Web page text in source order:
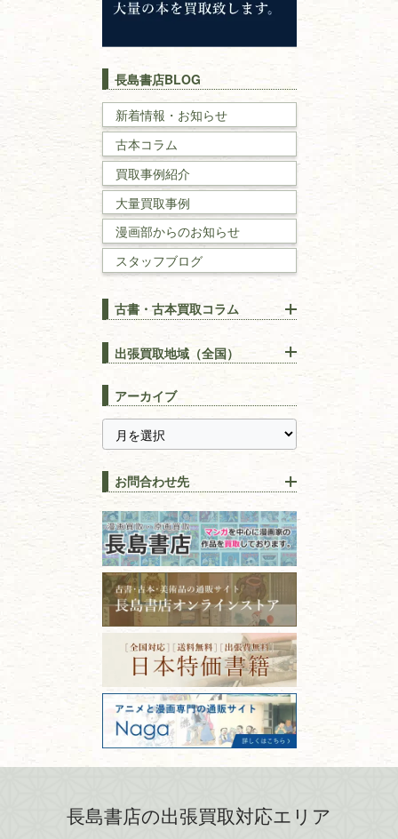
キリスト教
世界史・
戦記・戦史
国文学・
理工書
数学書・物理学書
建築書
漢方・鍼灸・東洋医学
易学・占い
スピリチュアル・
全集・
趣味・教養
書道
拓本・法帖・碑帖
篆刻・印譜
書道具
美術書・アート本・
デザイン本
カメラ・撮影術
版画・リトグラフ・
刀剣・鎧・ 甲冑
長島書店BLOG
新着情報・お知らせ
古本コラム
買取事例紹介
大量買取事例
漫画部からのお知らせ
スタッフブログ
古書・古本買取コラム
【出張買取】古本の大量買取
りOK！効率的に売る方法
宅配買取は古本を送るだけ！
長島書店の便利な買取サービ
ス
【持ち込み買取】店頭で簡単
に古本を売るメリットとは？
上手な売り方のコツを解説
因！適切な管理で長持ちさせ
るコツ
古本は汚れていると買取でき
ない？適切な保管方法とクリ
ーニング！
ISBNコードとは？書籍の識別
番号の意味と役割を解説
価値ある古書を売るポイント
と注意点
出張買取地域（全国）
千葉県
神奈川県
静岡県
山梨県
新潟県
長野県
愛知県
石川県
福井県
福島県
富山県
青森県
岩手県
宮城県
秋田県
山形県
岐阜県
三重県
滋賀県
京都府
大阪府
兵庫県
奈良県
島根県
岡山県
アーカイブ
お問合わせ先
古本買取専門店 長島書店
〒101-0051
東京都千代田区神田神保町2-5-1
フリーダイヤル：0120-414-548
電話：03-3512-8115
FAX：03-3512-8116
古物商許可：東京都公安委員会 第
301028901712号
古物商名称：有限会社長島書店
長島書店の出張買取対応エリア